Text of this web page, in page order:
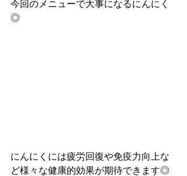
今回のメニューで大事になるにんにく
◎
にんにくには疲労回復や免疫力向上な
ど様々な健康的効果が期待できます◎